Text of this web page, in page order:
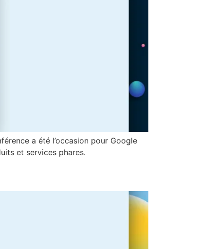
a été l’occasion pour Google
et services phares.